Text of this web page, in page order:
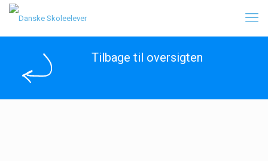
Tilbage til oversigten